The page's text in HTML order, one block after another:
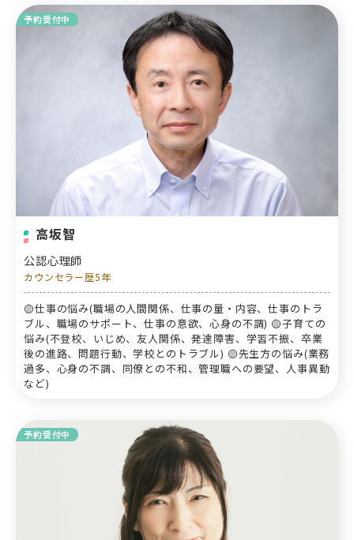
予約受付中
高坂智
公認心理師
カウンセラー歴5年
🟡仕事の悩み(職場の人間関係、仕事の量・内容、仕事のトラ
ブル、職場のサポート、仕事の意欲、心身の不調) 🟡子育ての
悩み(不登校、いじめ、友人関係、発達障害、学習不振、卒業
後の進路、問題行動、学校とのトラブル) 🟡先生方の悩み(業務
過多、心身の不調、同僚との不和、管理職への要望、人事異動
など)
予約受付中